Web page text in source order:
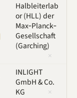
Halbleiterlab
or (HLL) der
Max‑Planck‑
Gesellschaft
(Garching)
×
INLIGHT
GmbH & Co.
KG
×